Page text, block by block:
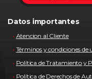
Datos importantes
Atencion al Cliente
Términos y condiciones de
Política de Tratamiento y
Política de Derechos de